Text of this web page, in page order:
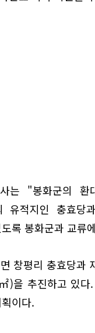
는 "봉화군의 환
유적지인 충효당
록 봉화군과 교류
창평리 충효당과
)을 추진하고 있
이다.